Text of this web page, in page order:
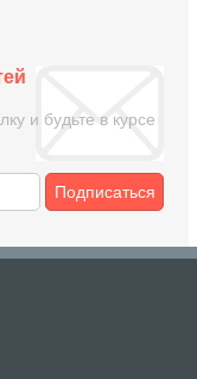
и будьте в курсе
Подписаться